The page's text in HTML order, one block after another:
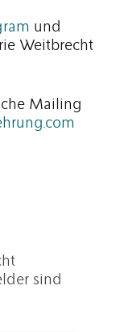
und
Weitbrecht
Mailing
sind